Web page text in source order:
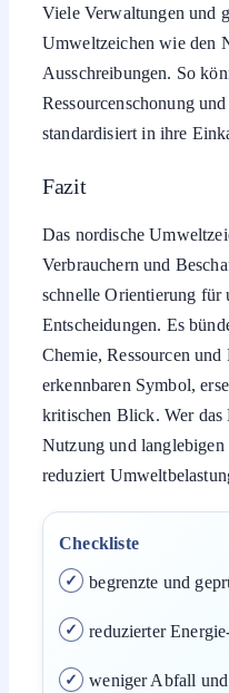
Viele Verwaltungen und
Umweltzeichen wie den
Ausschreibungen. So
Ressourcenschonung
standardisiert in ihre
Fazit
Das nordische
Verbrauchern und
schnelle Orientierung für
Entscheidungen. Es
Chemie, Ressourcen
erkennbaren Symbol,
kritischen Blick. Wer das
Nutzung und
reduziert
Checkliste
begrenzte und
reduzierter
weniger Abfall